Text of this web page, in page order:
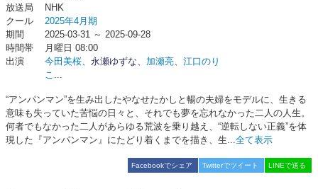
放送局
NHK
クール
2025年4月期
期間
2025-03-31 ～ 2025-09-28
時間帯
月曜日 08:00
出演
今田美桜、 永瀬ゆずな、 加瀬亮、 江口のり
こ ...
“アンパンマン”を生み出したやなせたかしと暢の夫婦をモデルに、生きる
意味も失っていた苦悩の日々と、それでも夢を忘れなかった二人の人生。
何者でもなかった二人があらゆる荒波を乗り越え、“逆転しない正義”を体
現した『アンパンマン』にたどり着くまでを描き、生...全て表示
Facebookでシェア Twitterでツイート LINEで送る